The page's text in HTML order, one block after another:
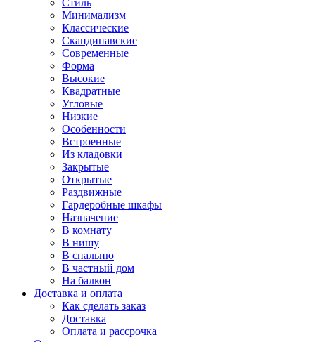
Стиль
Минимализм
Классические
Скандинавские
Современные
Форма
Высокие
Квадратные
Угловые
Низкие
Особенности
Встроенные
Из кладовки
Закрытые
Открытые
Раздвижные
Гардеробные шкафы
Назначение
В комнату
В нишу
В спальню
В частный дом
На балкон
Доставка и оплата
Как сделать заказ
Доставка
Оплата и рассрочка